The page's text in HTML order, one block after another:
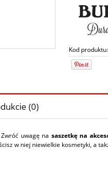
Kod produktu:
(0)
uwagę na saszetkę na
w niej niewielkie kosmetyki, a